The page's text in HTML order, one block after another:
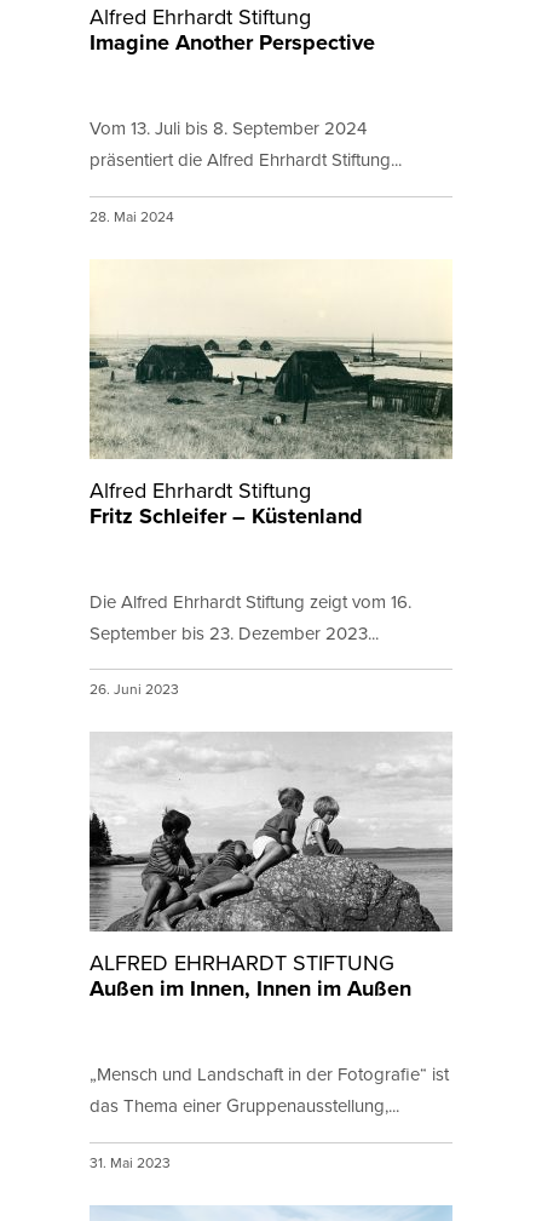
Alfred Ehrhardt Stiftung
Imagine Another Perspective
Vom 13. Juli bis 8. September 2024
präsentiert die Alfred Ehrhardt Stiftung...
28. Mai 2024
Alfred Ehrhardt Stiftung
Fritz Schleifer – Küstenland
Die Alfred Ehrhardt Stiftung zeigt vom 16.
September bis 23. Dezember 2023...
26. Juni 2023
ALFRED EHRHARDT STIFTUNG
Außen im Innen, Innen im Außen
„Mensch und Landschaft in der Fotografie“ ist
das Thema einer Gruppenausstellung,...
31. Mai 2023